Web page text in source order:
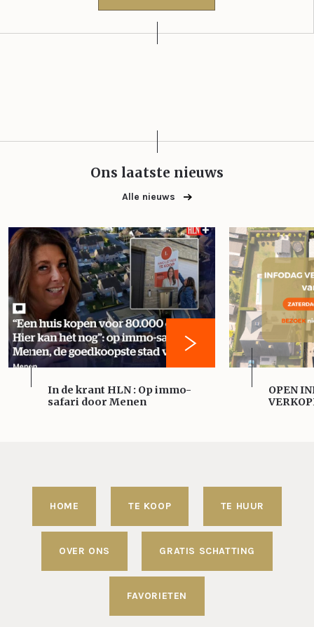
Ons laatste nieuws
Alle nieuws
In de krant HLN : Op immo-
safari door Menen
OPEN
HOME TE KOOP TE HUUR
OVER ONS GRATIS SCHATTING
FAVORIETEN